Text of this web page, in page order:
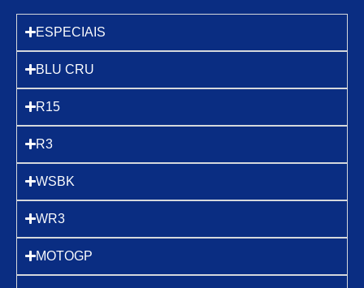
ESPECIAIS
BLU CRU
R15
R3
WSBK
WR3
MOTOGP